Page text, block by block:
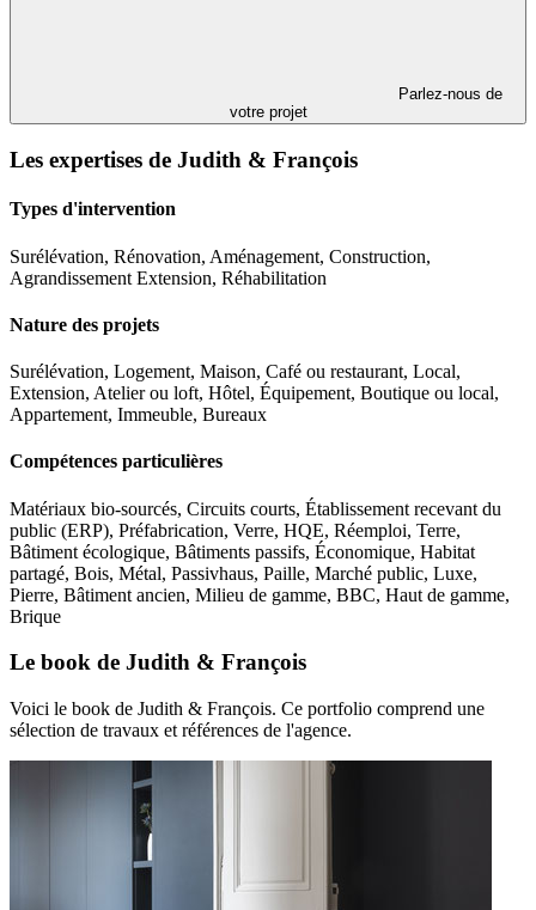
Parlez-nous de
votre projet
Les expertises de Judith & François
Types d'intervention
Surélévation, Rénovation, Aménagement, Construction,
Agrandissement Extension, Réhabilitation
Nature des projets
Surélévation, Logement, Maison, Café ou restaurant, Local,
Extension, Atelier ou loft, Hôtel, Équipement, Boutique ou local,
Appartement, Immeuble, Bureaux
Compétences particulières
Matériaux bio-sourcés, Circuits courts, Établissement recevant du
public (ERP), Préfabrication, Verre, HQE, Réemploi, Terre,
Bâtiment écologique, Bâtiments passifs, Économique, Habitat
partagé, Bois, Métal, Passivhaus, Paille, Marché public, Luxe,
Pierre, Bâtiment ancien, Milieu de gamme, BBC, Haut de gamme,
Brique
Le book de Judith & François
Voici le book de Judith & François. Ce portfolio comprend une
sélection de travaux et références de l'agence.